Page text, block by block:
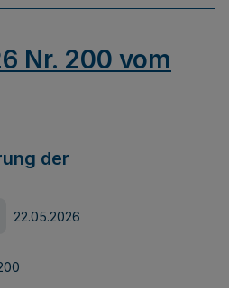
Nr. 200 vom
der
22.05.2026